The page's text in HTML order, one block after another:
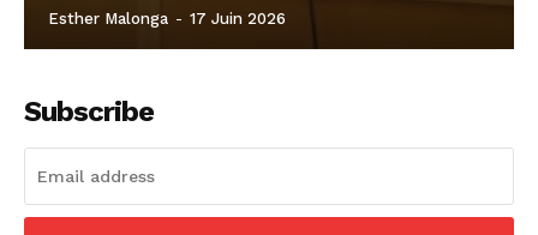
Esther Malonga - 17 Juin 2026
Subscribe